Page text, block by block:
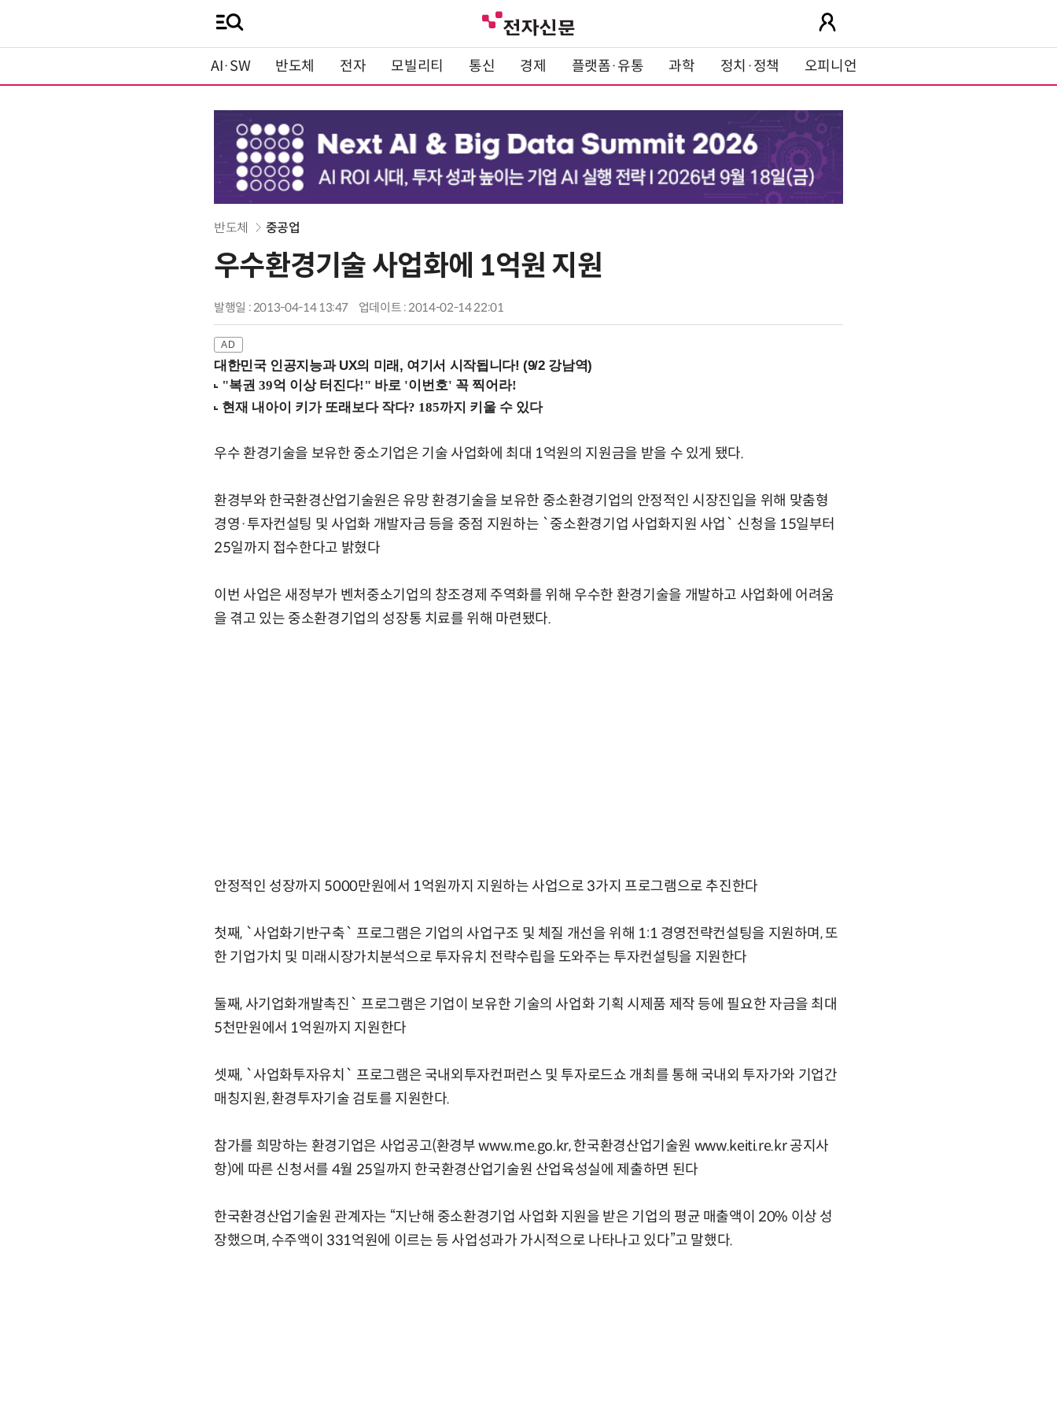
AI·SW 반도체 전자 모빌리티 통신 경제 플랫폼·유통 과학 정치·정책 오피니언
반도체 중공업
우수환경기술 사업화에 1억원 지원
발행일 : 2013-04-14 13:47 업데이트 : 2014-02-14 22:01
대한민국 인공지능과 UX의 미래, 여기서 시작됩니다! (9/2 강남역)
우수 환경기술을 보유한 중소기업은 기술 사업화에 최대 1억원의 지원금을 받을 수 있게 됐다.
환경부와 한국환경산업기술원은 유망 환경기술을 보유한 중소환경기업의 안정적인 시장진입을 위해 맞춤형
경영·투자컨설팅 및 사업화 개발자금 등을 중점 지원하는 `중소환경기업 사업화지원 사업` 신청을 15일부터
25일까지 접수한다고 밝혔다
이번 사업은 새정부가 벤처중소기업의 창조경제 주역화를 위해 우수한 환경기술을 개발하고 사업화에 어려움
을 겪고 있는 중소환경기업의 성장통 치료를 위해 마련됐다.
안정적인 성장까지 5000만원에서 1억원까지 지원하는 사업으로 3가지 프로그램으로 추진한다
첫째, `사업화기반구축` 프로그램은 기업의 사업구조 및 체질 개선을 위해 1:1 경영전략컨설팅을 지원하며, 또
한 기업가치 및 미래시장가치분석으로 투자유치 전략수립을 도와주는 투자컨설팅을 지원한다
둘째, 사기업화개발촉진` 프로그램은 기업이 보유한 기술의 사업화 기획 시제품 제작 등에 필요한 자금을 최대
5천만원에서 1억원까지 지원한다
셋째, `사업화투자유치` 프로그램은 국내외투자컨퍼런스 및 투자로드쇼 개최를 통해 국내외 투자가와 기업간
매칭지원, 환경투자기술 검토를 지원한다.
참가를 희망하는 환경기업은 사업공고(환경부 www.me.go.kr, 한국환경산업기술원 www.keiti.re.kr 공지사
항)에 따른 신청서를 4월 25일까지 한국환경산업기술원 산업육성실에 제출하면 된다
한국환경산업기술원 관계자는 “지난해 중소환경기업 사업화 지원을 받은 기업의 평균 매출액이 20% 이상 성
장했으며, 수주액이 331억원에 이르는 등 사업성과가 가시적으로 나타나고 있다”고 말했다.